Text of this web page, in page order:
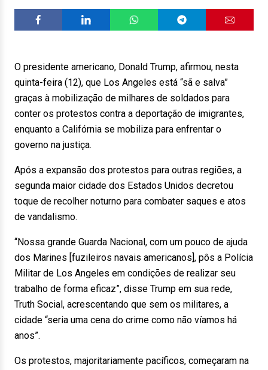
O presidente americano, Donald Trump, afirmou, nesta
quinta-feira (12), que Los Angeles está “sã e salva”
graças à mobilização de milhares de soldados para
conter os protestos contra a deportação de imigrantes,
enquanto a Califórnia se mobiliza para enfrentar o
governo na justiça.
Após a expansão dos protestos para outras regiões, a
segunda maior cidade dos Estados Unidos decretou
toque de recolher noturno para combater saques e atos
de vandalismo.
“Nossa grande Guarda Nacional, com um pouco de ajuda
dos Marines [fuzileiros navais americanos], pôs a Polícia
Militar de Los Angeles em condições de realizar seu
trabalho de forma eficaz”, disse Trump em sua rede,
Truth Social, acrescentando que sem os militares, a
cidade “seria uma cena do crime como não víamos há
anos”.
Os protestos, majoritariamente pacíficos, começaram na